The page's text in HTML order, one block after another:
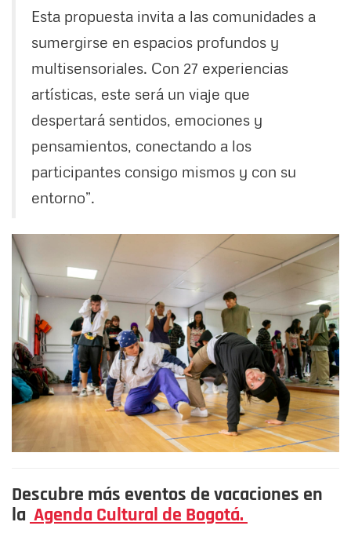
Esta propuesta invita a las comunidades a
sumergirse en espacios profundos y
multisensoriales. Con 27 experiencias
artísticas, este será un viaje que
despertará sentidos, emociones y
pensamientos, conectando a los
participantes consigo mismos y con su
entorno”.
Descubre más eventos de vacaciones en
la Agenda Cultural de Bogotá.